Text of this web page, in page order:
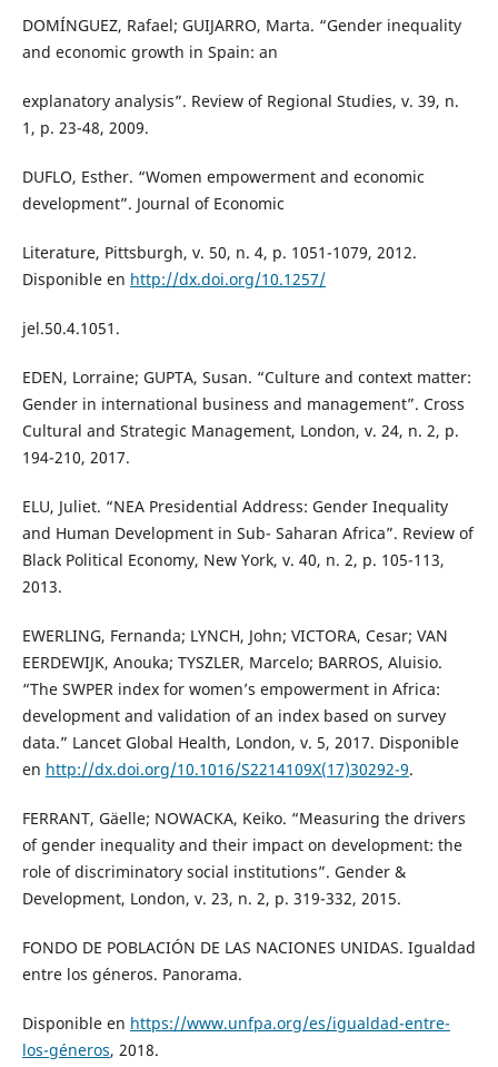
DOMÍNGUEZ, Rafael; GUIJARRO, Marta. “Gender inequality
and economic growth in Spain: an
explanatory analysis”. Review of Regional Studies, v. 39, n.
1, p. 23-48, 2009.
DUFLO, Esther. “Women empowerment and economic
development”. Journal of Economic
Literature, Pittsburgh, v. 50, n. 4, p. 1051-1079, 2012.
Disponible en http://dx.doi.org/10.1257/
jel.50.4.1051.
EDEN, Lorraine; GUPTA, Susan. “Culture and context matter:
Gender in international business and management”. Cross
Cultural and Strategic Management, London, v. 24, n. 2, p.
194-210, 2017.
ELU, Juliet. “NEA Presidential Address: Gender Inequality
and Human Development in Sub- Saharan Africa”. Review of
Black Political Economy, New York, v. 40, n. 2, p. 105-113,
2013.
EWERLING, Fernanda; LYNCH, John; VICTORA, Cesar; VAN
EERDEWIJK, Anouka; TYSZLER, Marcelo; BARROS, Aluisio.
“The SWPER index for women’s empowerment in Africa:
development and validation of an index based on survey
data.” Lancet Global Health, London, v. 5, 2017. Disponible
en http://dx.doi.org/10.1016/S2214109X(17)30292-9.
FERRANT, Gäelle; NOWACKA, Keiko. “Measuring the drivers
of gender inequality and their impact on development: the
role of discriminatory social institutions”. Gender &
Development, London, v. 23, n. 2, p. 319-332, 2015.
FONDO DE POBLACIÓN DE LAS NACIONES UNIDAS. Igualdad
entre los géneros. Panorama.
Disponible en https://www.unfpa.org/es/igualdad-entre-
los-géneros, 2018.